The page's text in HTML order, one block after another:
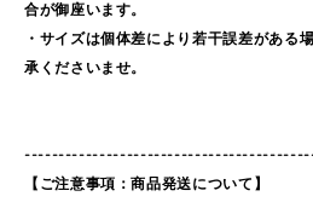
合が御座います。
・サイズは個体差により若干誤差がある
承くださいませ。
【ご注意事項：商品発送について】